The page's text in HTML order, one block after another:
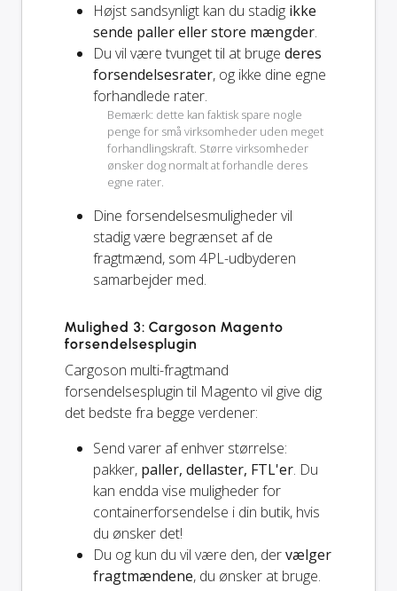
Højst sandsynligt kan du stadig ikke
sende paller eller store mængder.
Du vil være tvunget til at bruge deres
forsendelsesrater, og ikke dine egne
forhandlede rater.
Bemærk: dette kan faktisk spare nogle
penge for små virksomheder uden meget
forhandlingskraft. Større virksomheder
ønsker dog normalt at forhandle deres
egne rater.
Dine forsendelsesmuligheder vil
stadigvære begrænset af de
fragtmænd, som 4PL-udbyderen
samarbejder med.
Mulighed 3: Cargoson Magento
forsendelsesplugin
Cargoson multi-fragtmand
forsendelsesplugin til Magento vil give dig
det bedste fra begge verdener:
Send varer af enhver størrelse:
pakker, paller, dellaster, FTL'er. Du
kan endda vise muligheder for
containerforsendelse i din butik, hvis
du ønsker det!
Du og kun du vil være den, dervælger
fragtmændene, du ønsker at bruge.